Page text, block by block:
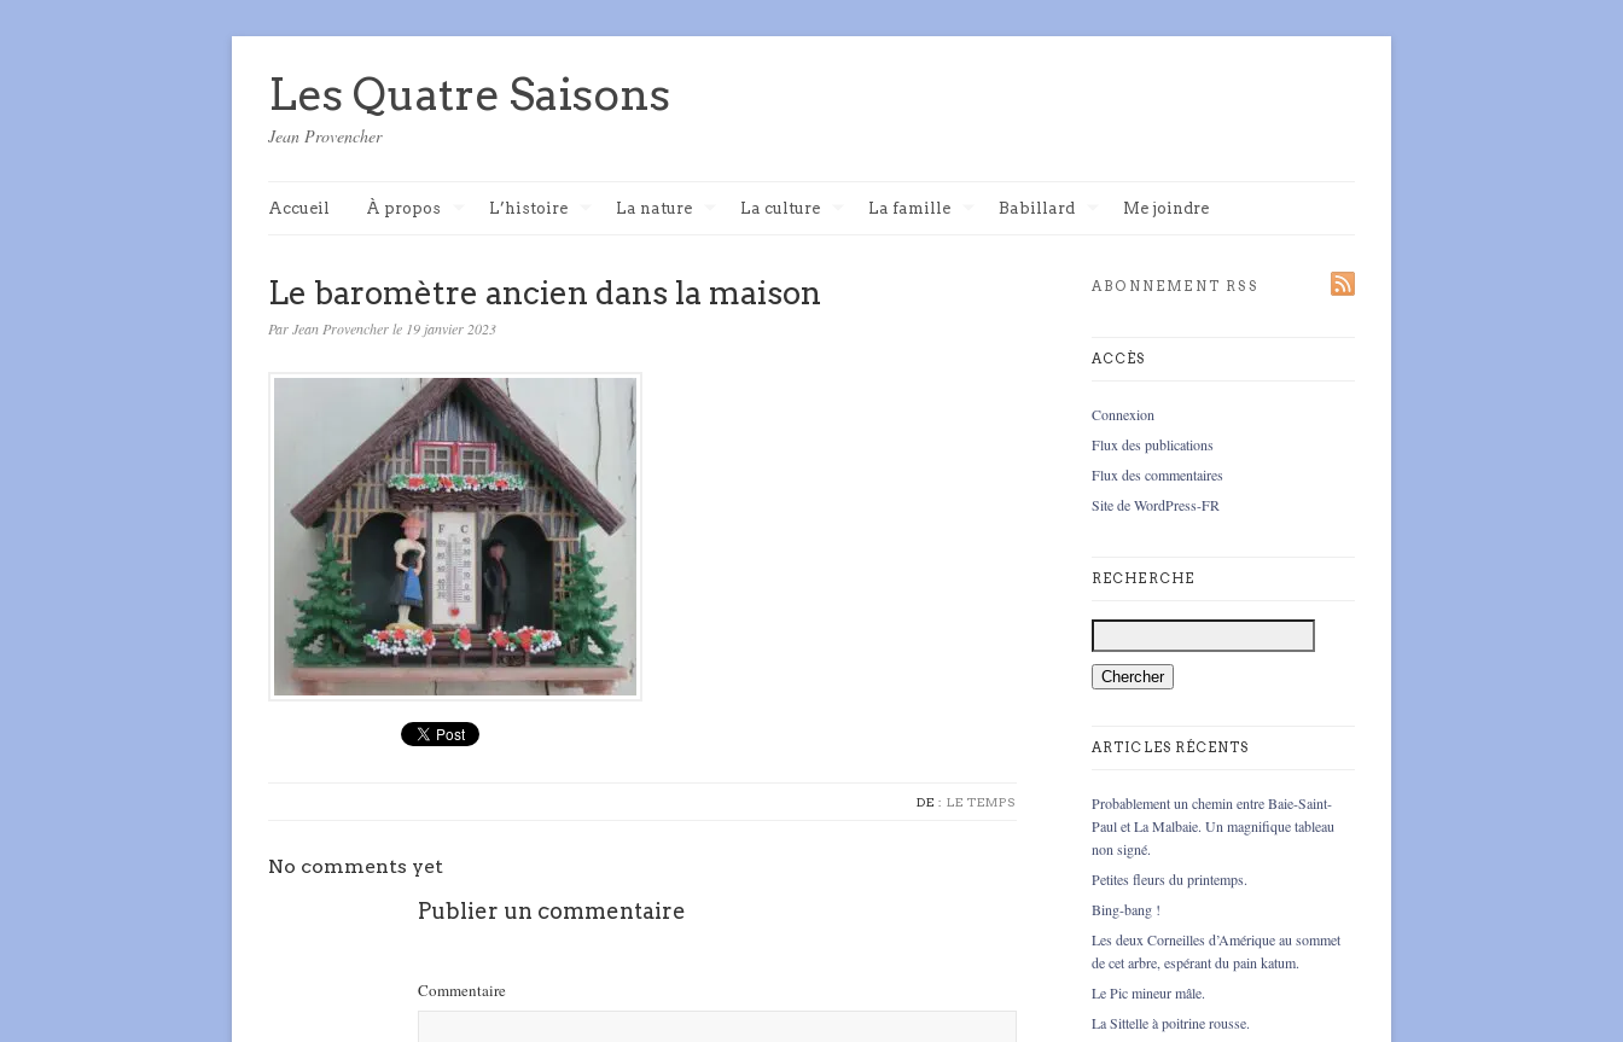
Les Quatre Saisons
Jean Provencher
Accueil À propos L’histoire La nature La culture La famille Babillard Me joindre
Le baromètre ancien dans la maison
Par Jean Provencher le 19 janvier 2023
DE : LE TEMPS
No comments yet
Publier un commentaire
Commentaire
ABONNEMENT RSS
ACCÈS
Connexion
Flux des publications
Flux des commentaires
Site de WordPress-FR
RECHERCHE
ARTICLES RÉCENTS
Probablement un chemin entre Baie-Saint-
Paul et La Malbaie. Un magnifique tableau
non signé.
Petites fleurs du printemps.
Bing-bang !
Les deux Corneilles d’Amérique au sommet
de cet arbre, espérant du pain katum.
Le Pic mineur mâle.
La Sittelle à poitrine rousse.